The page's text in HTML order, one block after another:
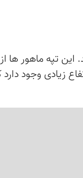
این تپه ماهور
زیادی وجود